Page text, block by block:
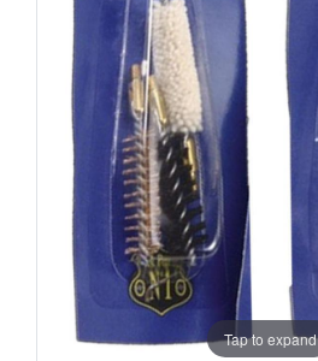
Tap to expand